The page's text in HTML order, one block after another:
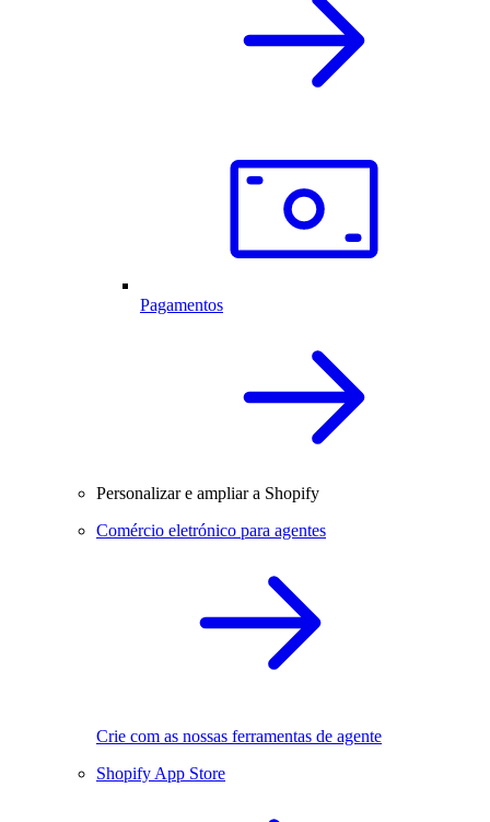
Pagamentos
Personalizar e ampliar a Shopify
Comércio eletrónico para agentes
Crie com as nossas ferramentas de agente
Shopify App Store